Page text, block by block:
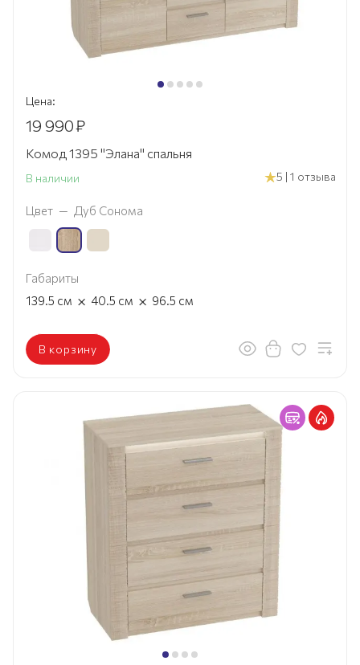
Цена:
19 990₽
Комод 1395 "Элана" спальня
В наличии 5 | 1 отзыва
Цвет — Дуб Сонома
Габариты
139.5 см × 40.5 см × 96.5 см
В корзину